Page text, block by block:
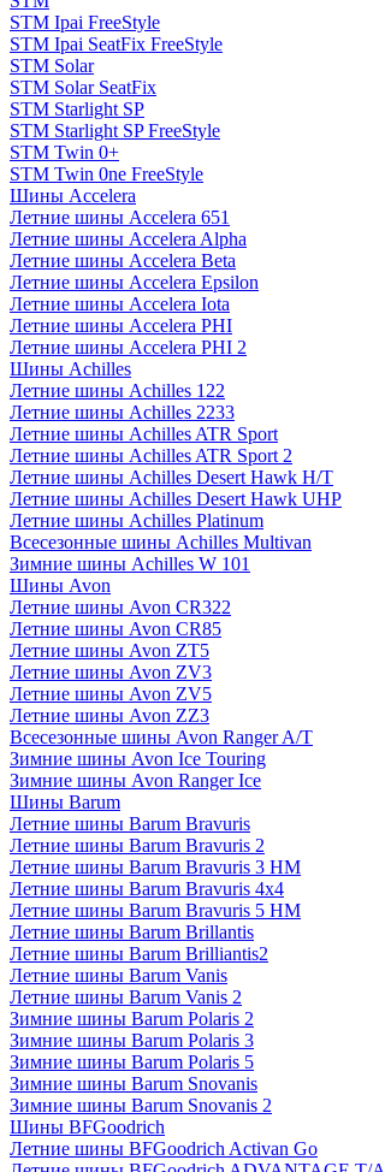
STM Ipai FreeStyle
STM Ipai SeatFix FreeStyle
STM Solar
STM Solar SeatFix
STM Starlight SP
STM Starlight SP FreeStyle
STM Twin 0+
STM Twin 0ne FreeStyle
Шины Accelera
Летние шины Accelera 651
Летние шины Accelera Alpha
Летние шины Accelera Beta
Летние шины Accelera Epsilon
Летние шины Accelera Iota
Летние шины Accelera PHI
Летние шины Accelera PHI 2
Шины Achilles
Летние шины Achilles 122
Летние шины Achilles 2233
Летние шины Achilles ATR Sport
Летние шины Achilles ATR Sport 2
Летние шины Achilles Desert Hawk H/T
Летние шины Achilles Desert Hawk UHP
Летние шины Achilles Platinum
Всесезонные шины Achilles Multivan
Зимние шины Achilles W 101
Шины Avon
Летние шины Avon CR322
Летние шины Avon CR85
Летние шины Avon ZT5
Летние шины Avon ZV3
Летние шины Avon ZV5
Летние шины Avon ZZ3
Всесезонные шины Avon Ranger A/T
Зимние шины Avon Ice Touring
Зимние шины Avon Ranger Ice
Шины Barum
Летние шины Barum Bravuris
Летние шины Barum Bravuris 2
Летние шины Barum Bravuris 3 HM
Летние шины Barum Bravuris 4х4
Летние шины Barum Bravuris 5 HM
Летние шины Barum Brillantis
Летние шины Barum Brilliantis2
Летние шины Barum Vanis
Летние шины Barum Vanis 2
Зимние шины Barum Polaris 2
Зимние шины Barum Polaris 3
Зимние шины Barum Polaris 5
Зимние шины Barum Snovanis
Зимние шины Barum Snovanis 2
Шины BFGoodrich
Летние шины BFGoodrich Activan Go